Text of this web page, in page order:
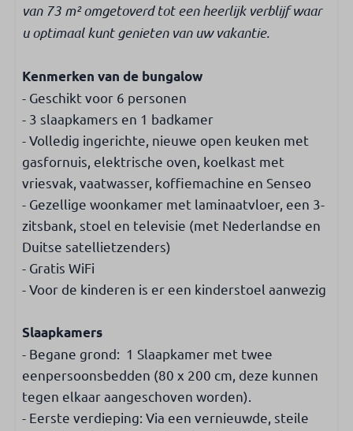
Oven
Koelkast met vriesvak
Badkamer
Spiegel
Inloopdouche
Wastafelmeubel
Toilet in badkamer
Slaapkamer
Aantal tweepersoonsbedden: 1
Aantal eenpersoonsbedden: 4
Verwarmen & koelen
Centrale verwarming
Vloerverwarming
van 73 m² omgetoverd tot een heerlijk verblijf waar
u optimaal kunt genieten van uw vakantie.
Kenmerken van de bungalow
- Geschikt voor 6 personen
- 3 slaapkamers en 1 badkamer
- Volledig ingerichte, nieuwe open keuken met
gasfornuis, elektrische oven, koelkast met
vriesvak, vaatwasser, koffiemachine en Senseo
- Gezellige woonkamer met laminaatvloer, een 3-
zitsbank, stoel en televisie (met Nederlandse en
Duitse satellietzenders)
- Gratis WiFi
- Voor de kinderen is er een kinderstoel aanwezig
Slaapkamers
- Begane grond: 1 Slaapkamer met twee
eenpersoonsbedden (80 x 200 cm, deze kunnen
tegen elkaar aangeschoven worden).
- Eerste verdieping: Via een vernieuwde, steile